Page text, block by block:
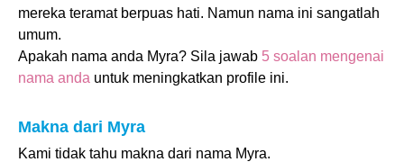
mereka teramat berpuas hati. Namun nama ini sangatlah
umum.
Apakah nama anda Myra? Sila jawab 5 soalan mengenai
nama anda untuk meningkatkan profile ini.
Makna dari Myra
Kami tidak tahu makna dari nama Myra.